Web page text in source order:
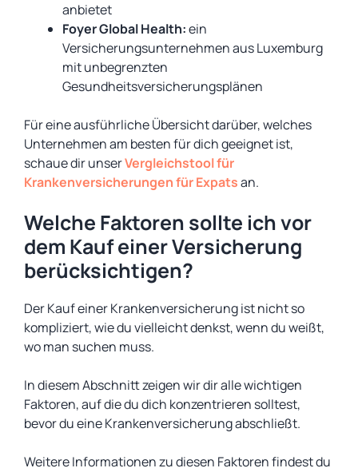
anbietet
Foyer Global Health:ein
Versicherungsunternehmen aus Luxemburg
mit unbegrenzten
Gesundheitsversicherungsplänen
Für eine ausführliche Übersicht darüber, welches
Unternehmen am besten für dich geeignet ist,
schaue dir unserVergleichstool für
Krankenversicherungen für Expatsan.
Welche Faktoren sollte ich vor
dem Kauf einer Versicherung
berücksichtigen?
Der Kauf einer Krankenversicherung ist nicht so
kompliziert, wie du vielleicht denkst, wenn du weißt,
wo man suchen muss.
In diesem Abschnitt zeigen wir dir alle wichtigen
Faktoren, auf die du dich konzentrieren solltest,
bevor du eine Krankenversicherung abschließt.
Weitere Informationen zu diesen Faktoren findest du